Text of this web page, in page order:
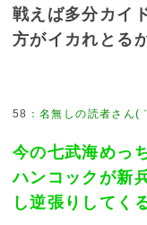
戦えば多分カイ
方がイカれとる
58
今の七武海めっ
ハンコックが新
し逆張りしてく